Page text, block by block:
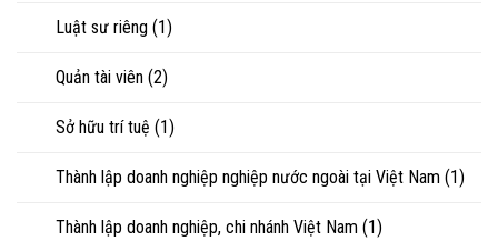
Luật sư riêng (1)
Quản tài viên (2)
Sở hữu trí tuệ (1)
Thành lập doanh nghiệp nghiệp nước ngoài tại Việt Nam (1)
Thành lập doanh nghiệp, chi nhánh Việt Nam (1)